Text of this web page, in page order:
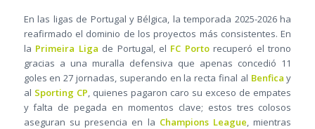
En las ligas de Portugal y Bélgica, la temporada 2025-2026 ha
reafirmado el dominio de los proyectos más consistentes. En
la Primeira Liga de Portugal, el FC Portorecuperó el trono
gracias a una muralla defensiva que apenas concedió 11
goles en 27 jornadas, superando en la recta final al Benfica y
al Sporting CP, quienes pagaron caro su exceso de empates
y falta de pegada en momentos clave; estos tres colosos
aseguran su presencia en la Champions League, mientras